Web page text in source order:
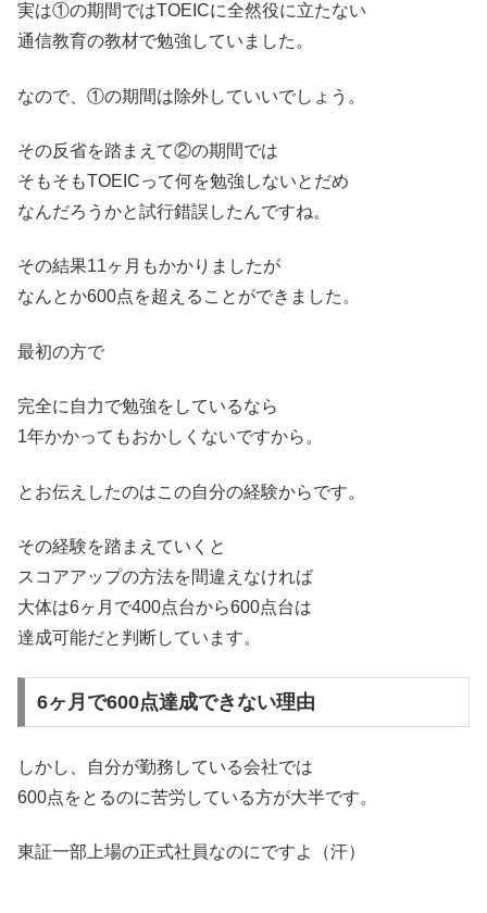
実は①の期間ではTOEICに全然役に立たない
通信教育の教材で勉強していました。
なので、①の期間は除外していいでしょう。
その反省を踏まえて②の期間では
そもそもTOEICって何を勉強しないとだめ
なんだろうかと試行錯誤したんですね。
その結果11ヶ月もかかりましたが
なんとか600点を超えることができました。
最初の方で
完全に自力で勉強をしているなら
1年かかってもおかしくないですから。
とお伝えしたのはこの自分の経験からです。
その経験を踏まえていくと
スコアアップの方法を間違えなければ
大体は6ヶ月で400点台から600点台は
達成可能だと判断しています。
6ヶ月で600点達成できない理由
しかし、自分が勤務している会社では
600点をとるのに苦労している方が大半です。
東証一部上場の正式社員なのにですよ（汗）